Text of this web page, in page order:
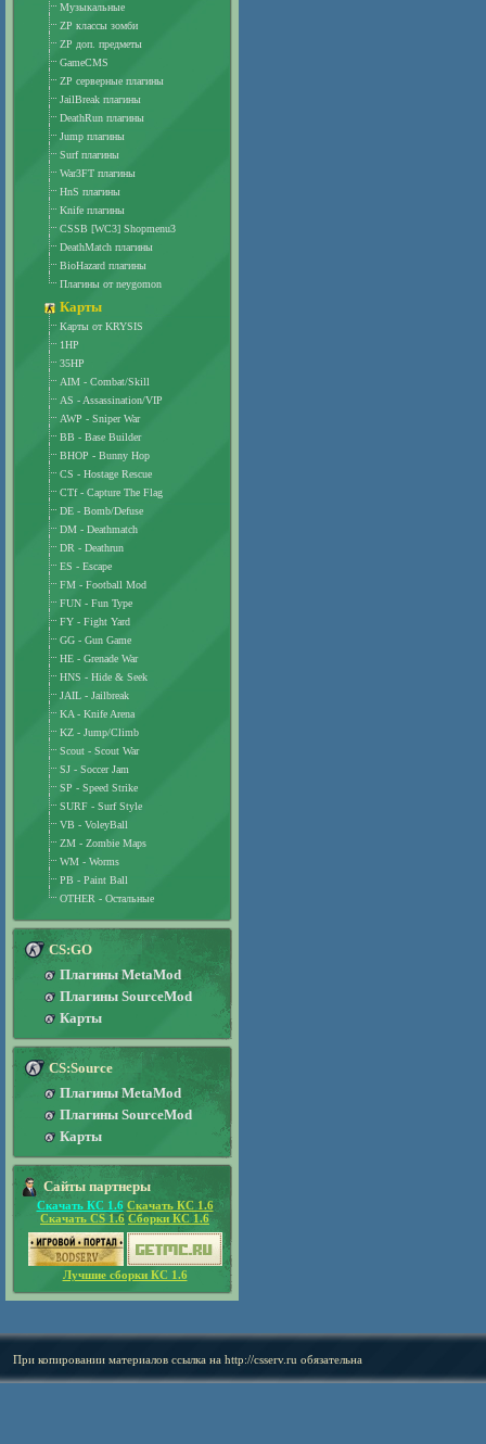
Музыкальные
ZP классы зомби
ZP доп. предметы
GameCMS
ZP серверные плагины
JailBreak плагины
DeathRun плагины
Jump плагины
Surf плагины
War3FT плагины
HnS плагины
Knife плагины
CSSB [WC3] Shopmenu3
DeathMatch плагины
BioHazard плагины
Плагины от neygomon
Карты
Карты от KRYSIS
1HP
35HP
AIM - Combat/Skill
AS - Assassination/VIP
AWP - Sniper War
BB - Base Builder
BHOP - Bunny Hop
CS - Hostage Rescue
CTf - Capture The Flag
DE - Bomb/Defuse
DM - Deathmatch
DR - Deathrun
ES - Escape
FM - Football Mod
FUN - Fun Type
FY - Fight Yard
GG - Gun Game
HE - Grenade War
HNS - Hide & Seek
JAIL - Jailbreak
KA - Knife Arena
KZ - Jump/Climb
Scout - Scout War
SJ - Soccer Jam
SP - Speed Strike
SURF - Surf Style
VB - VoleyBall
ZM - Zombie Maps
WM - Worms
PB - Paint Ball
OTHER - Остальные
CS:GO
Плагины MetaMod
Плагины SourceMod
Карты
CS:Source
Плагины MetaMod
Плагины SourceMod
Карты
Сайты партнеры
Скачать КС 1.6 Скачать КС 1.6
Скачать CS 1.6 Сборки КС 1.6
Лучшие сборки КС 1.6
При копировании материалов ссылка на http://csserv.ru обязательна